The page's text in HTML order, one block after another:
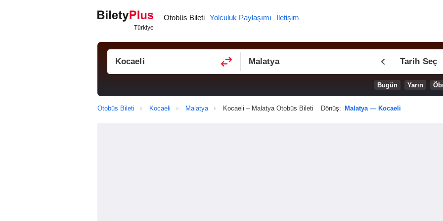
Otobüs Bileti Yolculuk Paylaşımı İletişim
Tarih Seç
Bugün Yarın
Otobüs Bileti Kocaeli Malatya Kocaeli – Malatya Otobüs Bileti Dönüş: Malatya — Kocaeli